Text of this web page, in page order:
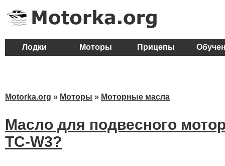
Лодки Моторы Прицепы
Motorka.org » Моторы » Моторные масла
Масло для подвесного
TC-W3?